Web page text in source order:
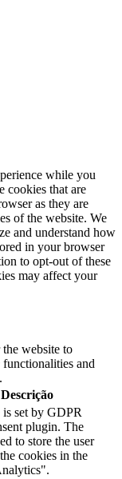
while you
cookies that are
as they are
of the website. We
and understand how
in your browser
to opt-out of these
may affect your
the website to
and
Descrição
set by GDPR
plugin. The
to store the user
cookies in the